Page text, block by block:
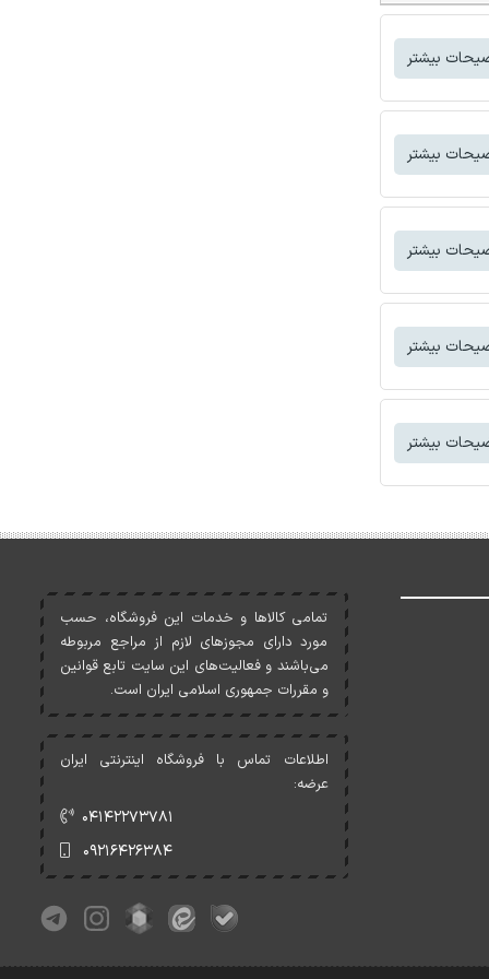
بیشتر
بیشتر
بیشتر
بیشتر
بیشتر
تمامی کالاها و خدمات اين فروشگاه، حسب
مورد دارای مجوزهای لازم از مراجع مربوطه
می‌باشند و فعاليت‌های اين سايت تابع قوانين
و مقررات جمهوری اسلامی ايران است.
اطلاعات تماس با فروشگاه اینترنتی ایران
عرضه:
۰۴۱۴۲۲۷۳۷۸۱
۰۹۲۱۶۴۲۶۳۸۴